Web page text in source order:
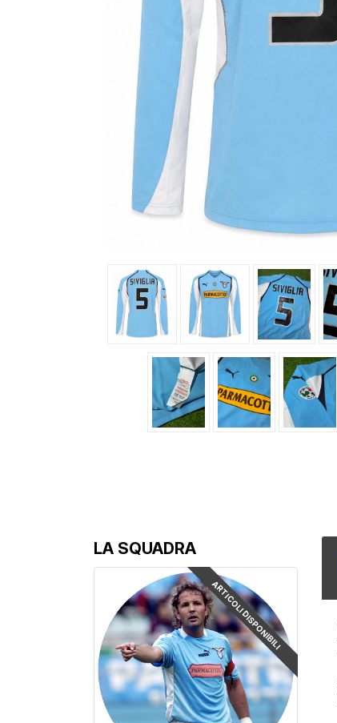
LA SQUADRA
ARTICOLI DISPONIBILI